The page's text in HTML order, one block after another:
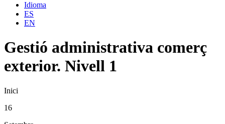
Idioma
ES
EN
Gestió administrativa comerç
exterior. Nivell 1
Inici
16